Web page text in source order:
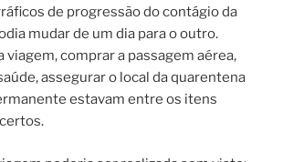
de progressão do contágio da
mudar de um dia para o outro.
viagem, comprar a passagem aérea,
assegurar o local da quarentena
estavam entre os itens